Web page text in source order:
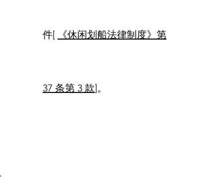
件[ 《休闲划船法律制度》第
37 条第 3 款]。